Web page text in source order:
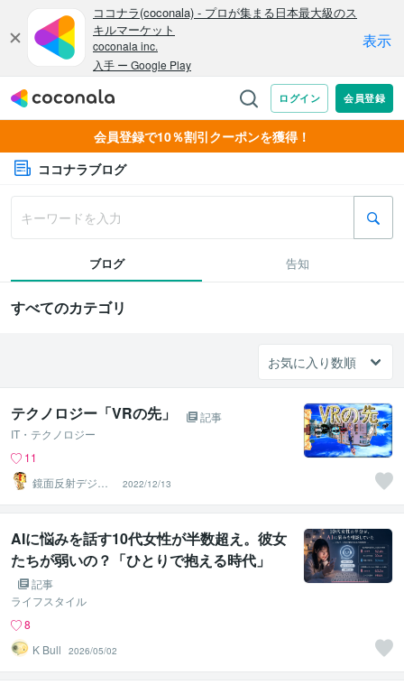
会員登録で10％割引クーポンを獲得！
ココナラブログ
ブログ 告知
すべてのカテゴリ
テクノロジー「VRの先」
記事
IT・テクノロジー
11
鏡面反射デジタ
ルアート製作所
（鈴木穣）
2022/12/13
AIに悩みを話す10代女性が半数超え。彼女
たちが弱いの？「ひとりで抱える時代」
を、若い世代が先に終わらせていた
記事
ライフスタイル
8
K Bull
2026/05/02